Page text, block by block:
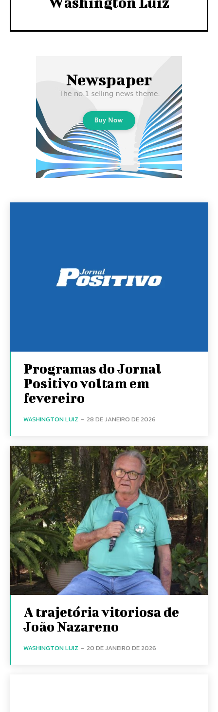
Programas do Jornal
Positivo voltam em
fevereiro
WASHINGTON LUIZ - 28 DE JANEIRO DE 2026
A trajetória vitoriosa de
João Nazareno
WASHINGTON LUIZ - 20 DE JANEIRO DE 2026